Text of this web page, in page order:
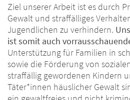
Ziel unserer Arbeit ist es durch
Gewalt und straffälliges
Jugendlichen zu verhindern.
ist somit auch
Unterstützung für Familien in
sowie die Förderung von
straffällig gewordenen Kindern
Täter*innen häuslicher Gewalt